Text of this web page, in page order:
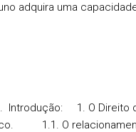
adquira uma
Introdução: 1. O Direito
1.1. O